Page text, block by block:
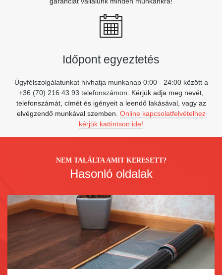
Időpont egyeztetés
Ügyfélszolgálatunkat hívhatja munkanap 0:00 - 24:00 között a
+36 (70) 216 43 93 telefonszámon. Kérjük adja meg nevét,
telefonszámát, címét és igényeit a leendő lakásával, vagy az
elvégzendő munkával szemben. Online kapcsolatfelvételhez
kérjük kattintson ide!
NEM TALÁLTA AMIT KERESETT?
Hasonló oldalak